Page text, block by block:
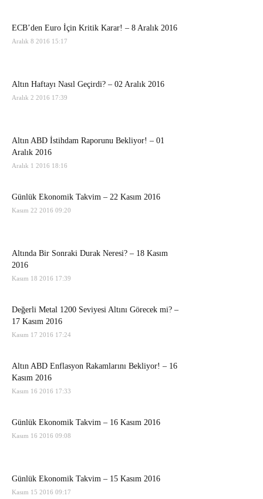
ECB’den Euro İçin Kritik Karar! – 8 Aralık 2016
Aralık 8 2016 15:17
Altın Haftayı Nasıl Geçirdi? – 02 Aralık 2016
Aralık 2 2016 17:39
Altın ABD İstihdam Raporunu Bekliyor! – 01
Aralık 2016
Aralık 1 2016 18:16
Günlük Ekonomik Takvim – 22 Kasım 2016
Kasım 22 2016 09:20
Altında Bir Sonraki Durak Neresi? – 18 Kasım
2016
Kasım 18 2016 17:39
Değerli Metal 1200 Seviyesi Altını Görecek mi? –
17 Kasım 2016
Kasım 17 2016 17:24
Altın ABD Enflasyon Rakamlarını Bekliyor! – 16
Kasım 2016
Kasım 16 2016 17:33
Günlük Ekonomik Takvim – 16 Kasım 2016
Kasım 16 2016 09:08
Günlük Ekonomik Takvim – 15 Kasım 2016
Kasım 15 2016 09:17